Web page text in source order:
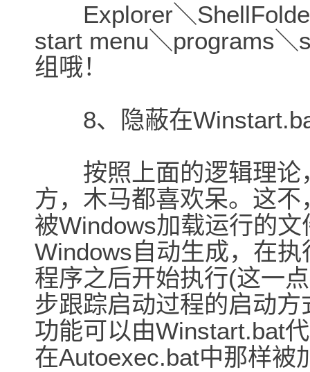
Explorer＼
start menu＼programs
组哦！
8、隐蔽在
按照上面的逻辑理论
方，木马都喜欢呆。这
被Windows加载运行的
Windows自动生成，在
程序之后开始执行(这一
步跟踪启动过程的启动
功能可以由Winstart.bat
在Autoexec.bat中那样被